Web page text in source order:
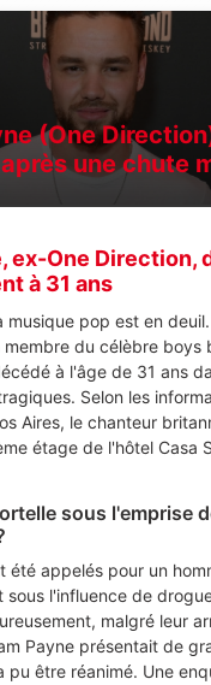
(One
une chute
ex-One Direction,
à 31 ans
musique pop est en
membre du célèbre boys
à l'âge de 31 ans
Selon les
Aires, le chanteur
étage de l'hôtel Casa
sous l'emprise
été appelés pour un
sous l'influence de
malgré leur
Payne présentait de
pu être réanimé. Une